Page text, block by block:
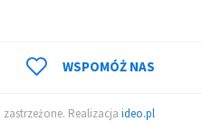
WSPOMÓŻ NAS
Realizacja ideo.pl